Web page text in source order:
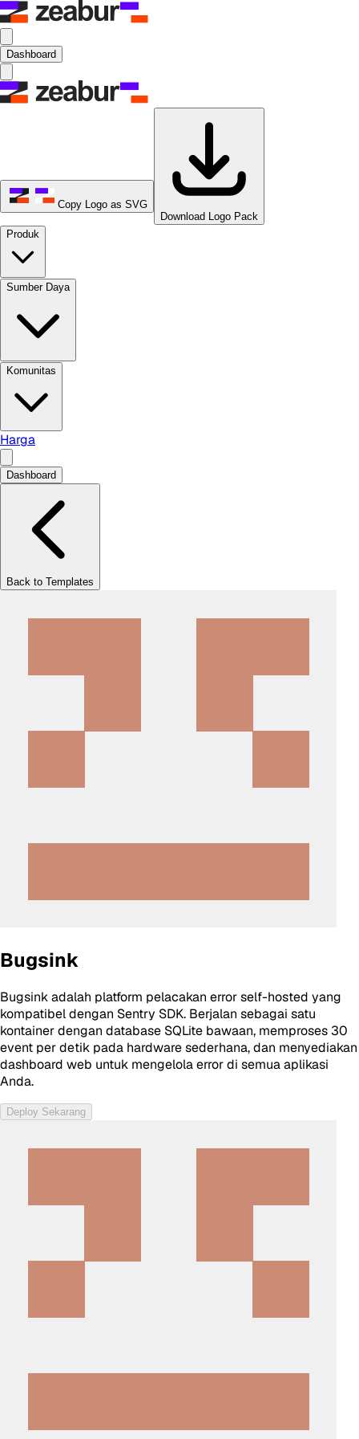
Dashboard
Copy Logo as SVG
Download Logo Pack
Produk
Sumber Daya
Komunitas
Harga
Dashboard
Back to Templates
Bugsink
Bugsink adalah platform pelacakan error self-hosted yang
kompatibel dengan Sentry SDK. Berjalan sebagai satu
kontainer dengan database SQLite bawaan, memproses 30
event per detik pada hardware sederhana, dan menyediakan
dashboard web untuk mengelola error di semua aplikasi
Anda.
Deploy Sekarang